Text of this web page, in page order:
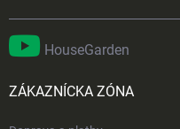
HouseGarden
ZÁKAZNÍCKA ZÓNA